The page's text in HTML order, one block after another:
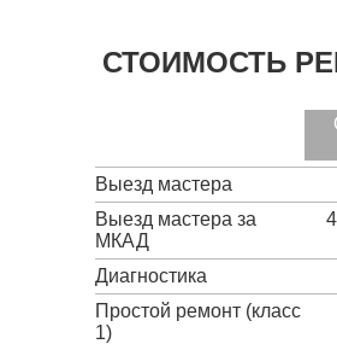
СТОИМОСТЬ
Выезд мастера
Выезд мастера за
МКАД
Диагностика
Простой ремонт (класс
1)